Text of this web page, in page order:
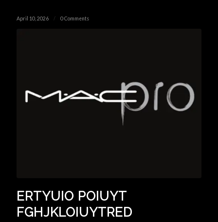
April 10, 2026 / 0 Comments
ERTYUIO POIUYT
FGHJKLOIUYTRED